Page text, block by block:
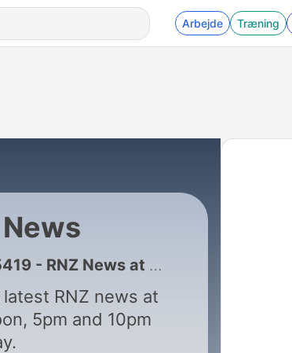
Arbejde Træning
- RNZ News at 7am, August 6
RNZ news at
5pm and 10pm